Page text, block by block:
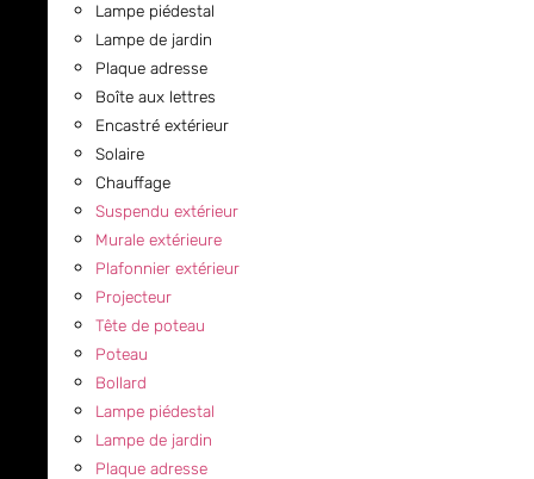
Lampe piédestal
Lampe de jardin
Plaque adresse
Boîte aux lettres
Encastré extérieur
Solaire
Chauffage
Suspendu extérieur
Murale extérieure
Plafonnier extérieur
Projecteur
Tête de poteau
Poteau
Bollard
Lampe piédestal
Lampe de jardin
Plaque adresse